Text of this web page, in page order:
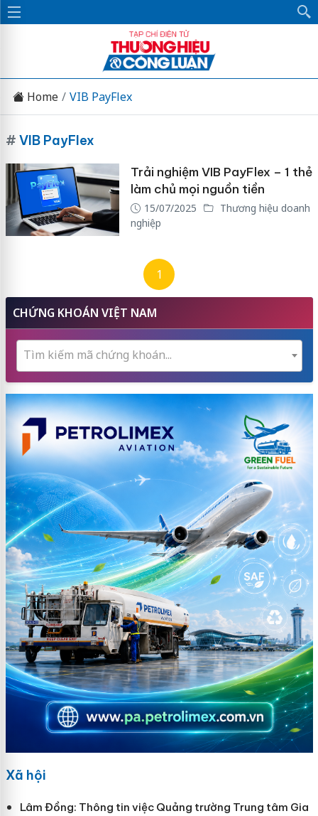
Home VIB PayFlex
# VIB PayFlex
Trải nghiệm VIB PayFlex – 1 thẻ
làm chủ mọi nguồn tiền
15/07/2025
Thương hiệu doanh
nghiệp
1
CHỨNG KHOÁN VIỆT NAM
Tìm kiếm mã chứng khoán...
Xã hội
Lâm Đồng: Thông tin việc Quảng trường Trung tâm Gia